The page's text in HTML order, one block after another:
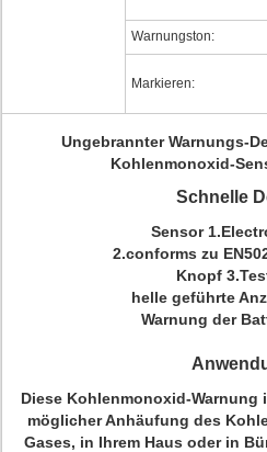
Warnungston:
Markieren:
Ungebrannter Warnungs-
Kohlenmonoxid-
Schnelle
Sensor
2.conforms zu
Knopf
helle geführte
Warnung der
Diese Kohlenmonoxid-
möglicher Anhäufung des
Gases, in Ihrem Haus oder in